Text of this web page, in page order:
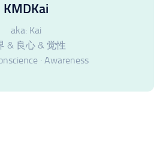
KMDKai
aka: Kai
& 良心 & 觉性
· Awareness